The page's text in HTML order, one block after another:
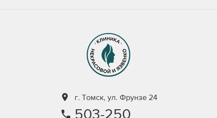
г. Томск, ул. Фрунзе 24
503-250